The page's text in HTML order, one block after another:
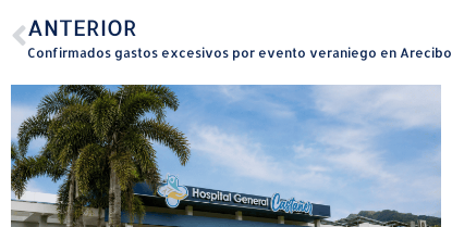
ANTERIOR
Confirmados gastos excesivos por evento veraniego en Arecibo